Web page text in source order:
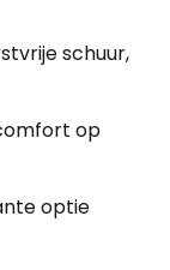
schuur,
op
optie